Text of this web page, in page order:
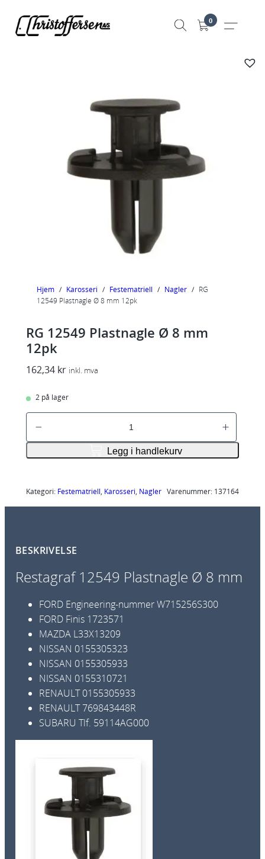
0
Hjem / Karosseri / Festematriell / Nagler / RG
12549 Plastnagle Ø 8 mm 12pk
RG 12549 Plastnagle Ø 8 mm
12pk
162,34 kr inkl. mva
2 på lager
R
4
9
a
t
Legg i handlekurv
Kategori: Festematriell, Karosseri, Nagler Varenummer: 137164
BESKRIVELSE
Restagraf 12549 Plastnagle Ø 8 mm
FORD Engineering-nummerW715256S300
FORD Finis 1723571
MAZDA L33X13209
NISSAN 0155305323
NISSAN 0155305933
NISSAN 0155310721
RENAULT0155305933
RENAULT769843448R
SUBARU Tlf. 59114AG000